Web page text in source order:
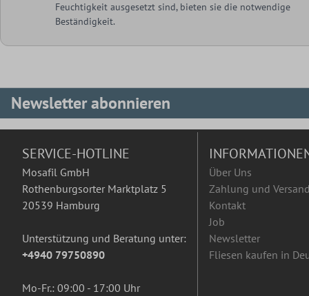
Feuchtigkeit ausgesetzt sind, bieten sie die notwendige
Beständigkeit.
Newsletter abonnieren
SERVICE-HOTLINE
Mosafil GmbH
Rothenburgsorter Marktplatz 5
20539 Hamburg
Unterstützung und Beratung unter:
+4940 79750890
Mo-Fr.: 09:00 - 17:00 Uhr
Über Uns
Zahlung und Versand
Kontakt
Job
Newsletter
Fliesen kaufen in